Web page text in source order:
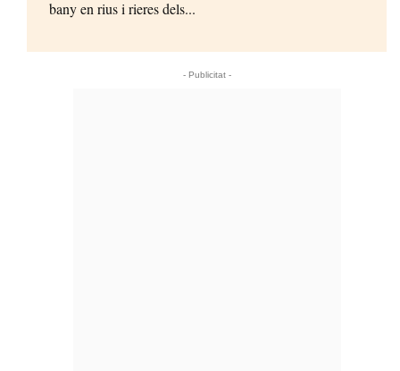
bany en rius i rieres dels...
- Publicitat -